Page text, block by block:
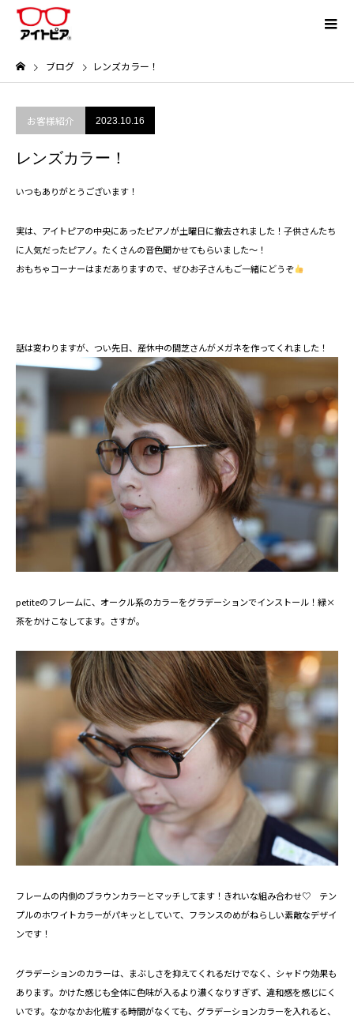
ブログ レンズカラー！
お客様紹介 2023.10.16
レンズカラー！
いつもありがとうございます！
実は、アイトピアの中央にあったピアノが土曜日に撤去されました！子供さんたち
に人気だったピアノ。たくさんの音色聞かせてもらいました～！
おもちゃコーナーはまだありますので、ぜひお子さんもご一緒にどうぞ
話は変わりますが、つい先日、産休中の間芝さんがメガネを作ってくれました！
petiteのフレームに、オークル系のカラーをグラデーションでインストール！緑×
茶をかけこなしてます。さすが。
フレームの内側のブラウンカラーとマッチしてます！きれいな組み合わせ♡ テン
プルのホワイトカラーがパキッとしていて、フランスのめがねらしい素敵なデザイ
ンです！
グラデーションのカラーは、まぶしさを抑えてくれるだけでなく、シャドウ効果も
あります。かけた感じも全体に色味が入るより濃くなりすぎず、違和感を感じにく
いです。なかなかお化粧する時間がなくても、グラデーションカラーを入れると、